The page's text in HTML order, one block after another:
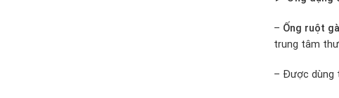
– Ống ruột
trung tâm
– Được dùng